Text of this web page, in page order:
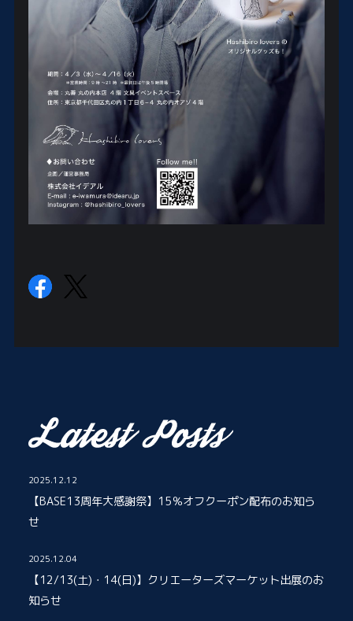
2025.12.12
【BASE13周年大感謝祭】15％オフクーポン配布のお知ら
せ
2025.12.04
【12/13(土)・14(日)】クリエーターズマーケット出展のお
知らせ